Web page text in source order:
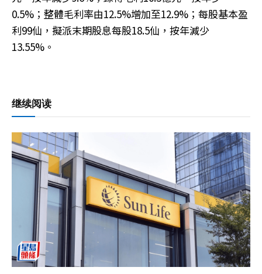
0.5%；整體毛利率由12.5%增加至12.9%；每股基本盈
利99仙，擬派末期股息每股18.5仙，按年減少
13.55%。
继续阅读